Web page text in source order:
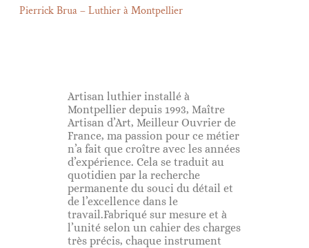
Pierrick Brua – Luthier à Montpellier
Artisan luthier installé à
Montpellier depuis 1993, Maître
Artisan d’Art, Meilleur Ouvrier de
France, ma passion pour ce métier
n’a fait que croître avec les années
d’expérience. Cela se traduit au
quotidien par la recherche
permanente du souci du détail et
de l’excellence dans le
travail.Fabriqué sur mesure et à
l’unité selon un cahier des charges
très précis, chaque instrument